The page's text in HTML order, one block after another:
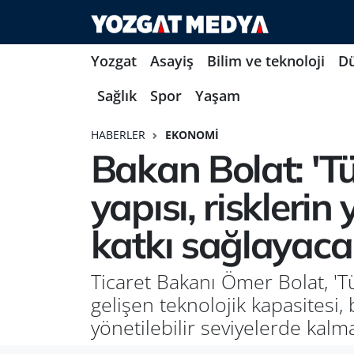
Yozgat Asayiş Bilim ve teknoloji
Sağlık
Spor Yaşam
HABERLER EKONOMI
Bakan Bolat:
yapısı,
katkı
Ticaret Bakanı Ömer Bolat,
gelişen teknolojik kapasitesi,
yönetilebilir seviyelerde